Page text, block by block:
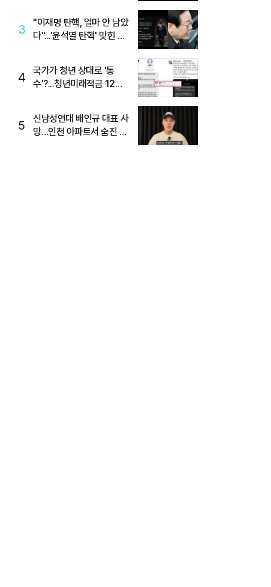
3
"이재명 탄핵, 얼마 안 남았
다"...'윤석열 탄핵' 맞힌 무
4
국가가 청년 상대로 '통
수'?...청년미래적금 12%
5
신남성연대 배인규 대표 사
망…인천 아파트서 숨진 채